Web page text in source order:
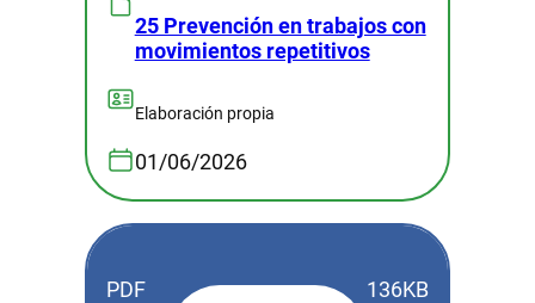
25 Prevención en trabajos con
movimientos repetitivos
Elaboración propia
01/06/2026
PDF 136KB